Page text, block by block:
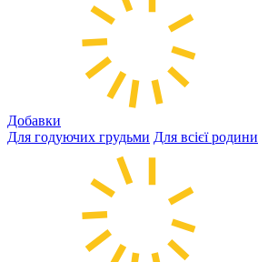
Добавки
Для годуючих грудьми Для всієї родини